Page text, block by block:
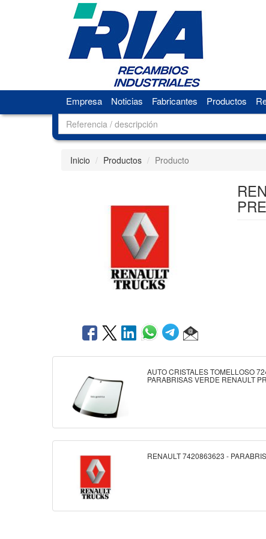
Empresa Noticias Fabricantes Productos
Inicio Productos Producto
AUTO CRISTALES TOMELLOSO
PARABRISAS VERDE RENAULT
RENAULT 7420863623 -